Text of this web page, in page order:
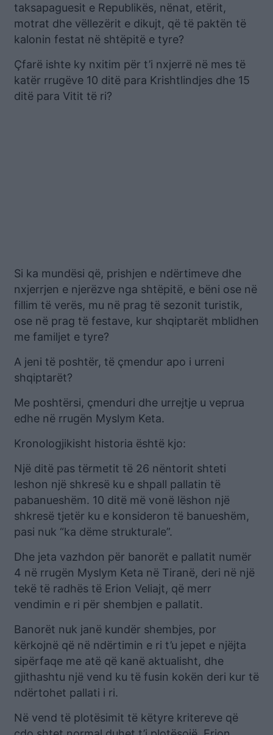
taksapaguesit e Republikës, nënat, etërit,
motrat dhe vëllezërit e dikujt, që të paktën të
kalonin festat në shtëpitë e tyre?
Çfarë ishte ky nxitim për t’i nxjerrë në mes të
katër rrugëve 10 ditë para Krishtlindjes dhe 15
ditë para Vitit të ri?
Si ka mundësi që, prishjen e ndërtimeve dhe
nxjerrjen e njerëzve nga shtëpitë, e bëni ose në
fillim të verës, mu në prag të sezonit turistik,
ose në prag të festave, kur shqiptarët mblidhen
me familjet e tyre?
A jeni të poshtër, të çmendur apo i urreni
shqiptarët?
Me poshtërsi, çmenduri dhe urrejtje u veprua
edhe në rrugën Myslym Keta.
Kronologjikisht historia është kjo:
Një ditë pas tërmetit të 26 nëntorit shteti
leshon një shkresë ku e shpall pallatin të
pabanueshëm. 10 ditë më vonë lëshon një
shkresë tjetër ku e konsideron të banueshëm,
pasi nuk “ka dëme strukturale”.
Dhe jeta vazhdon për banorët e pallatit numër
4 në rrugën Myslym Keta në Tiranë, deri në një
tekë të radhës të Erion Veliajt, që merr
vendimin e ri për shembjen e pallatit.
Banorët nuk janë kundër shembjes, por
kërkojnë që në ndërtimin e ri t’u jepet e njëjta
sipërfaqe me atë që kanë aktualisht, dhe
gjithashtu një vend ku të fusin kokën deri kur të
ndërtohet pallati i ri.
Në vend të plotësimit të këtyre kritereve që